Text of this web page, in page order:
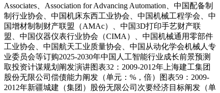
Associates、Association for Advancing Automation、中国配备制
制行业协会、中国机床东西工业协会、中国机械工程学会、中
国增材制制财产联盟（AMAc）、中国3D打印手艺财产联
盟、中国仪器仪表行业协会（CIMA）、中国机械通用零部件
工业协会、中国航天工业质量协会、中国从动化学会机械人专
业委员会等订购2025-2030年中国人工智能行业成长前景预测
取投资计谋规划阐发演讲图表32：2009-2012年上海建工集团
股份无限公司偿债能力阐发（单元：%，倍）图表59：2009-
2012年新疆城建（集团）股份无限公司次要经济目标阐发（单